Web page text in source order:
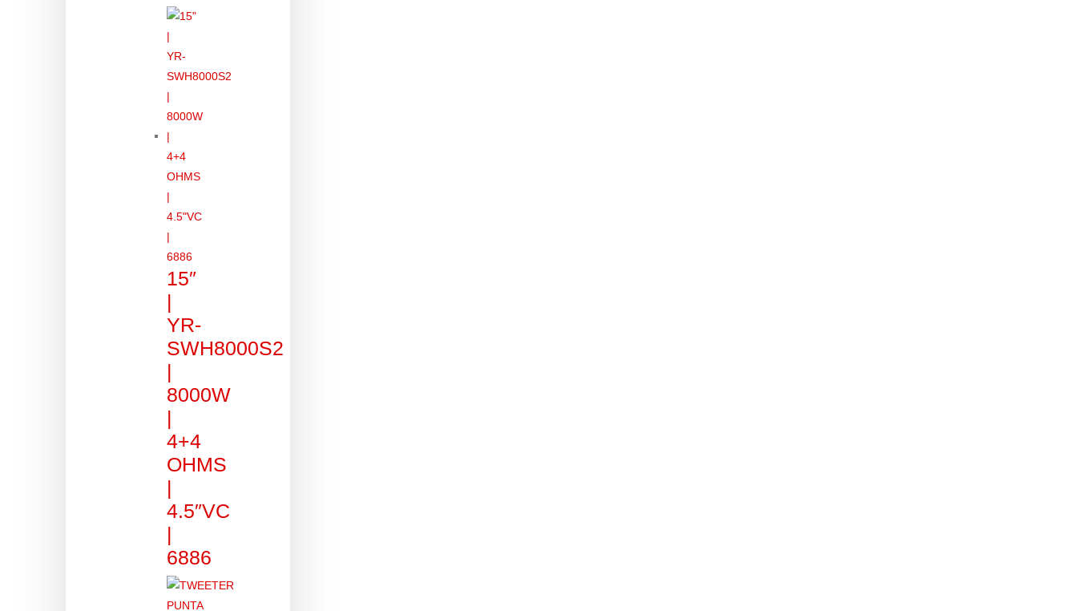
15″
|
YR-
SWH8000S2
|
8000W
|
4+4
OHMS
|
4.5″VC
|
6886